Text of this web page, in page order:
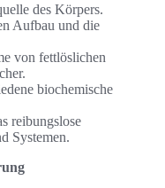
des Körpers.
Aufbau und die
von fettlöslichen
biochemische
reibungslose
Systemen.